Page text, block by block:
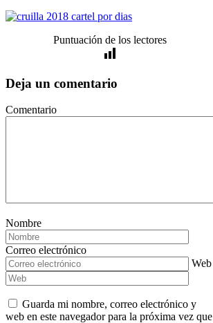
Puntuación de los lectores
Deja un comentario
Comentario
Nombre
Correo electrónico
Web
Guarda mi nombre, correo electrónico y
web en este navegador para la próxima vez que